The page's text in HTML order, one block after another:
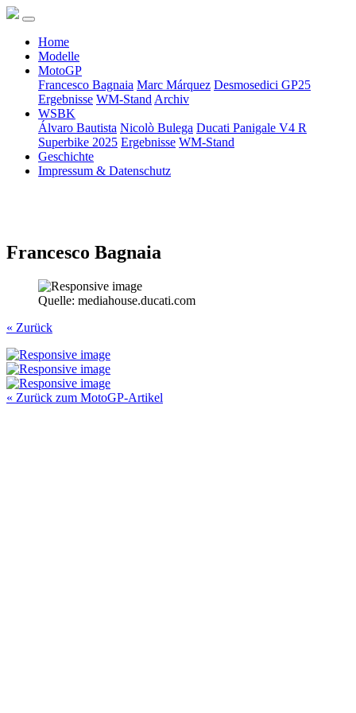
Home
Modelle
MotoGP
Francesco Bagnaia Marc Márquez Desmosedici GP25
Ergebnisse WM-Stand Archiv
WSBK
Álvaro Bautista Nicolò Bulega Ducati Panigale V4 R
Superbike 2025 Ergebnisse WM-Stand
Geschichte
Impressum & Datenschutz
Francesco Bagnaia
Quelle: mediahouse.ducati.com
« Zurück
« Zurück zum MotoGP-Artikel